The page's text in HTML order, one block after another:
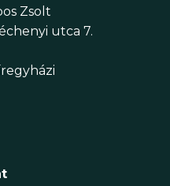
Zsolt
utca 7.